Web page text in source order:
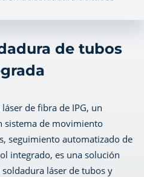
de tubos
de fibra de IPG, un
sistema de movimiento
seguimiento automatizado de
integrado, es una solución
láser de tubos y